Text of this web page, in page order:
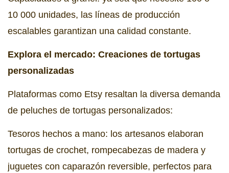
10 000 unidades, las líneas de producción
escalables garantizan una calidad constante.
Explora el mercado: Creaciones de tortugas
personalizadas
Plataformas como Etsy resaltan la diversa demanda
de peluches de tortugas personalizados:
Tesoros hechos a mano: los artesanos elaboran
tortugas de crochet, rompecabezas de madera y
juguetes con caparazón reversible, perfectos para